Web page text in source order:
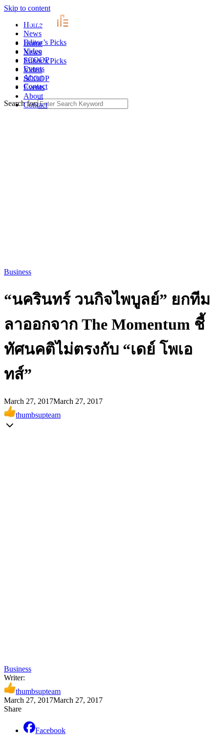
Skip to content
Home
News
Editor’s Picks
Video
SCOOP
Events
About
Contact
Home
News
Editor’s Picks
Video
SCOOP
Events
About
Contact
Search for:
Business
“นครินทร์ วนกิจไพบูลย์” ยกทีม
ลาออกจาก The Momentum ชี้
ทัศนคติไม่ตรงกับ “เดย์ โพเอ
ทส์”
March 27, 2017March 27, 2017
thumbsupteam
Business
Writer:
thumbsupteam
March 27, 2017March 27, 2017
Share
Facebook